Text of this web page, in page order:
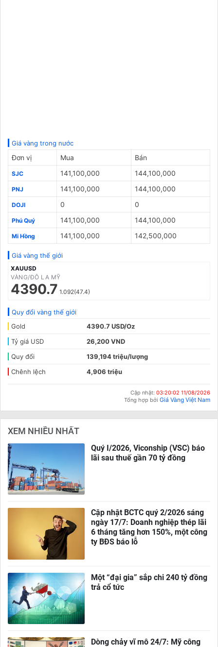
Giá vàng trong nước
Đơn vị Mua Bán
SJC 141,100,000 144,100,000
PNJ 141,100,000 144,100,000
DOJI 0 0
Phú Quý 141,100,000 144,100,000
Mi Hồng 141,100,000 142,500,000
Giá vàng thế giới
XAUUSD
VÀNG/ĐÔ LA MỸ
4390.7 1.092(47.4)
Quy đổi vàng thế giới
Gold
4390.7 USD/Oz
Tỷ giá USD
26,200 VND
Quy đổi
139,194 triệu/lượng
Chênh lệch
4,906 triệu
Cập nhật: 03:20:02 11/08/2026
Tổng hợp bởi Giá Vàng Việt Nam
XEM NHIỀU NHẤT
Quý I/2026, Viconship (VSC) báo
lãi sau thuế gần 70 tỷ đồng
Cập nhật BCTC quý 2/2026 sáng
ngày 17/7: Doanh nghiệp thép lãi
6 tháng tăng hơn 150%, một công
ty BĐS báo lỗ
Một “đại gia” sắp chi 240 tỷ đồng
trả cổ tức
Dòng chảy vĩ mô 24/7: Mỹ công